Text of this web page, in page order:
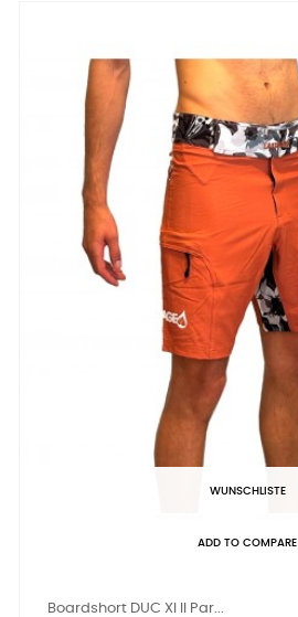
WUNSCHLISTE
ADD TO COMPARE
Boardshort DUC XI II Par...